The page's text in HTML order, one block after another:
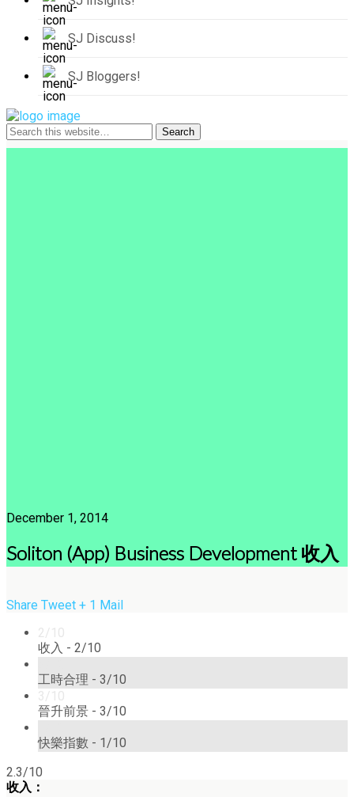
SJ Discuss!
SJ Bloggers!
December 1, 2014
Soliton (App) Business Development 收入
Share Tweet + 1 Mail
2/10
收入 - 2/10
工時合理 - 3/10
3/10
晉升前景 - 3/10
快樂指數 - 1/10
2.3/10
收入：